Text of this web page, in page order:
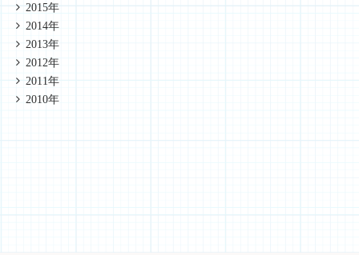
2015年
2014年
2013年
2012年
2011年
2010年